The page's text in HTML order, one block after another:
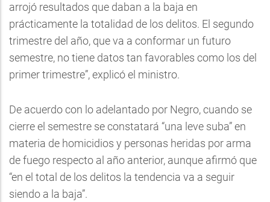
arrojó resultados que daban a la baja en
prácticamente la totalidad de los delitos. El segundo
trimestre del año, que va a conformar un futuro
semestre, no tiene datos tan favorables como los del
primer trimestre”, explicó el ministro.
De acuerdo con lo adelantado por Negro, cuando se
cierre el semestre se constatará “una leve suba” en
materia de homicidios y personas heridas por arma
de fuego respecto al año anterior, aunque afirmó que
“en el total de los delitos la tendencia va a seguir
siendo a la baja”.